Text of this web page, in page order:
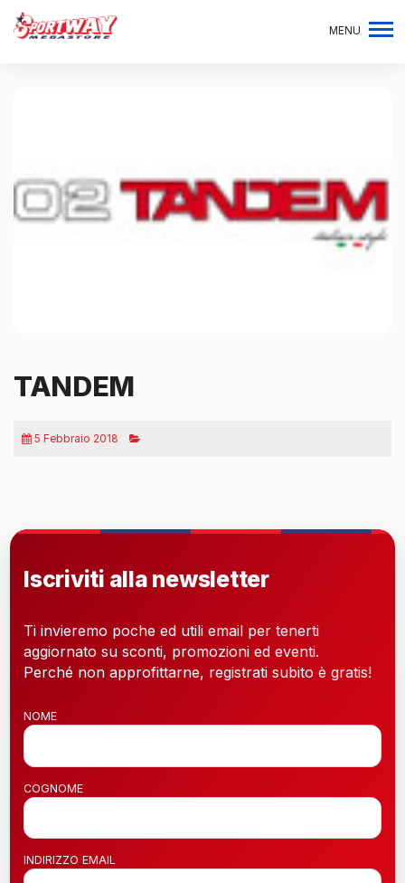
MENU
TANDEM
5 Febbraio 2018
Iscriviti alla newsletter
Ti invieremo poche ed utili email per tenerti
aggiornato su sconti, promozioni ed eventi.
Perché non approfittarne, registrati subito è gratis!
NOME
COGNOME
INDIRIZZO EMAIL